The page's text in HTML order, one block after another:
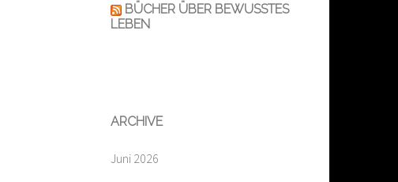
BÜCHER ÜBER BEWUSSTES
LEBEN
ARCHIVE
Juni 2026